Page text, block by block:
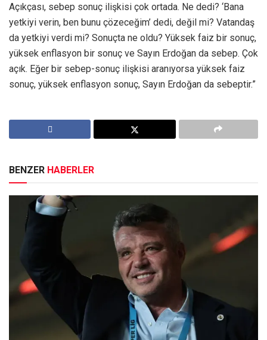
Açıkçası, sebep sonuç ilişkisi çok ortada. Ne dedi? ‘Bana
yetkiyi verin, ben bunu çözeceğim’ dedi, değil mi? Vatandaş
da yetkiyi verdi mi? Sonuçta ne oldu? Yüksek faiz bir sonuç,
yüksek enflasyon bir sonuç ve Sayın Erdoğan da sebep. Çok
açık. Eğer bir sebep-sonuç ilişkisi aranıyorsa yüksek faiz
sonuç, yüksek enflasyon sonuç, Sayın Erdoğan da sebeptir.”
BENZER HABERLER